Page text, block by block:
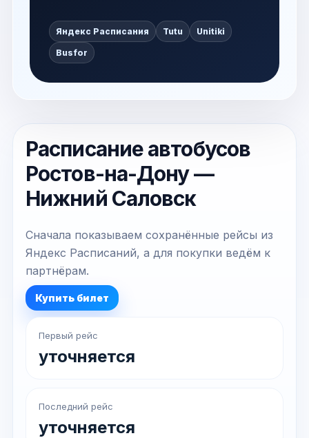
Яндекс Расписания Tutu Unitiki
Busfor
Расписание автобусов
Ростов-на-Дону —
Нижний Саловск
Сначала показываем сохранённые рейсы из
Яндекс Расписаний, а для покупки ведём к
партнёрам.
Купить билет
Первый рейс
уточняется
Последний рейс
уточняется